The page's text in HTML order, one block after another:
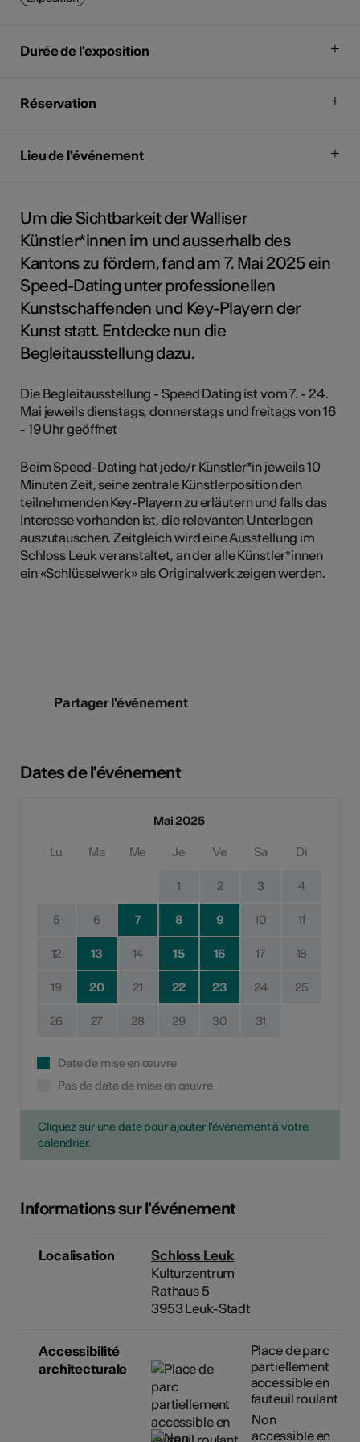
Durée de l'exposition
Réservation
Lieu de l'événement
Um die Sichtbarkeit der Walliser
Künstler*innen im und ausserhalb des
Kantons zu fördern, fand am 7. Mai 2025 ein
Speed-Dating unter professionellen
Kunstschaffenden und Key-Playern der
Kunst statt. Entdecke nun die
Begleitausstellung dazu.
Die Begleitausstellung - Speed Dating ist vom 7. - 24.
Mai jeweils dienstags, donnerstags und freitags von 16
- 19 Uhr geöffnet
Beim Speed-Dating hat jede/r Künstler*in jeweils 10
Minuten Zeit, seine zentrale Künstlerposition den
teilnehmenden Key-Playern zu erläutern und falls das
Interesse vorhanden ist, die relevanten Unterlagen
auszutauschen. Zeitgleich wird eine Ausstellung im
Schloss Leuk veranstaltet, an der alle Künstler*innen
ein «Schlüsselwerk» als Originalwerk zeigen werden.
Partager l'événement
Dates de l'événement
Mai 2025
Lu Ma Me Je Ve Sa Di
1 2 3 4
5 6 7 8 9 10 11
12 13 14 15 16 17 18
19 20 21 22 23 24 25
26 27 28 29 30 31
Date de mise en œuvre
Pas de date de mise en œuvre
Cliquez sur une date pour ajouter l'événement à votre
calendrier.
Informations sur l'événement
Localisation
Schloss Leuk
Kulturzentrum
Rathaus 5
3953 Leuk-Stadt
Accessibilité
architecturale
Place de parc
partiellement
accessible en
fauteuil roulant
Non
accessible en